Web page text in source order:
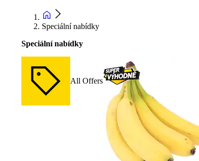
Speciální nabídky
Speciální nabídky
All Offers